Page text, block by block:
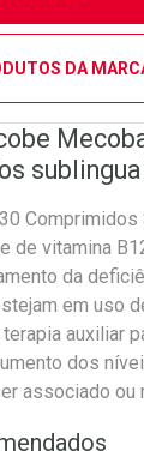
DA
Comprimidos
de vitamina
da
em uso
auxiliar
dos
associado ou